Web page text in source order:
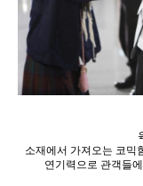
소재에서 가져오는 코믹
연기력으로 관객들